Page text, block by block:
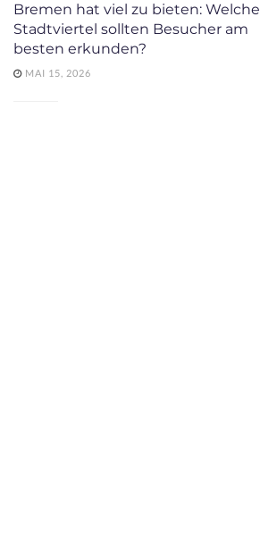
Bremen hat viel zu bieten: Welche
Stadtviertel sollten Besucher am
besten erkunden?
MAI 15, 2026